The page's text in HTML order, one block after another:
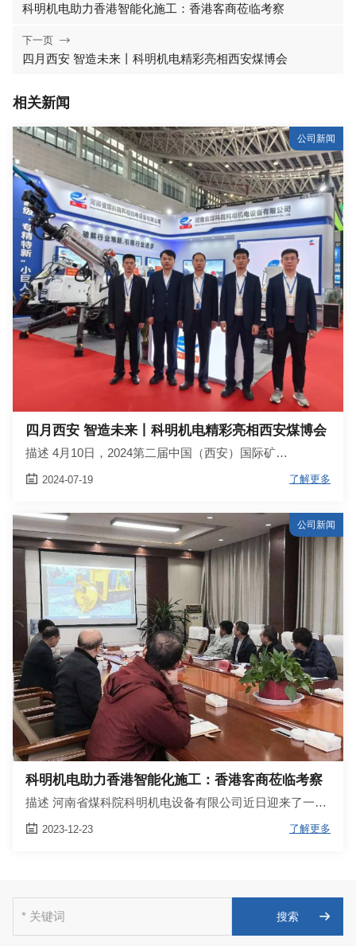
科明机电助力香港智能化施工：香港客商莅临考察
下一页 
四月西安 智造未来丨科明机电精彩亮相西安煤博会
相关新闻
公司新闻
四月西安 智造未来丨科明机电精彩亮相西安煤博会
描述 4月10日，2024第二届中国（西安）国际矿…
 2024-07-19 了解更多
公司新闻
科明机电助力香港智能化施工：香港客商莅临考察
描述 河南省煤科院科明机电设备有限公司近日迎来了一…
 2023-12-23 了解更多
